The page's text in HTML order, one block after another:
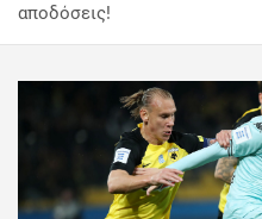
αποδόσεις!